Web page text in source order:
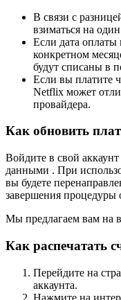
В связи с
взиматься на
Если дата оплаты
конкретном
будут списаны в
Если вы платите
Netflix может
провайдера.
Как обновить
Войдите в свой
данными . При
вы будете
завершения процедуры
Мы предлагаем вам на
Как распечатать
Перейдите на
аккаунта.
Нажмите на